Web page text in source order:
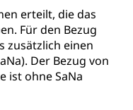
erteilt, die das
Für den Bezug
zusätzlich einen
Der Bezug von
ist ohne SaNa